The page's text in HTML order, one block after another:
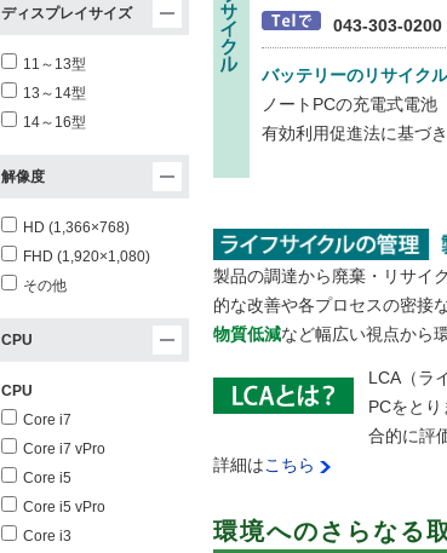
ディスプレイサイズ
11～13型
13～14型
14～16型
解像度
HD (1,366×768)
FHD (1,920×1,080)
その他
CPU
CPU
Core i7
Core i7 vPro
Core i5
Core i5 vPro
Core i3
043-303-0200
バッテリーのリサイク
ノートPCの充電式電
有効利用促進法に基づ
製品の調達から廃棄・リサイ
的な改善や各プロセスの密接
物質低減など幅広い視点から
LCA（ラ
PCをと
合的に評
詳細はこちら
環境へのさらなる